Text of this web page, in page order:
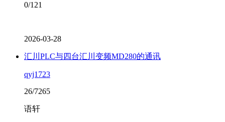
0/121
2026-03-28
汇川PLC与四台汇川变频MD280的通讯
qyj1723
26/7265
语轩